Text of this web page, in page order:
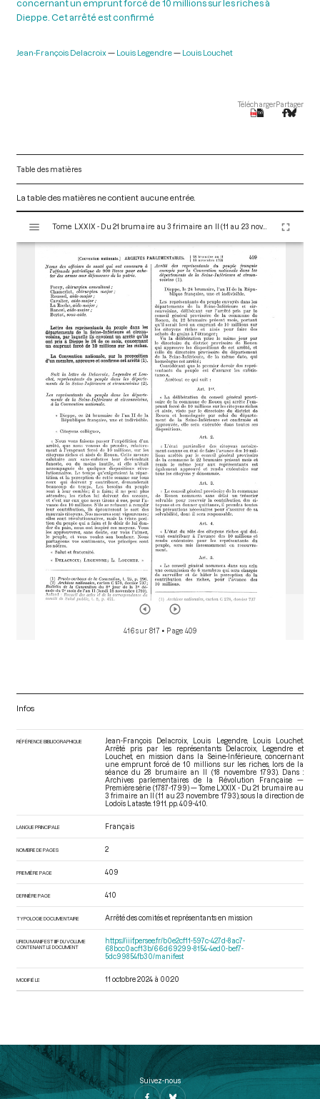
concernant un emprunt forcé de 10 millions sur les riches à
Dieppe. Cet arrêté est confirmé
Jean-François Delacroix Louis Legendre Louis Louchet
TéléchargerPartager
Table des matières
La table des matières ne contient aucune entrée.
s
Tome LXXIX - Du 21 brumaire au 3 frimaire an II (11 au 23 novembre 1793)
416 sur 817 • Page 409
Infos
RÉFÉRENCE BIBLIOGRAPHIQUE
Jean-François Delacroix, Louis Legendre, Louis Louchet.
Arrêté pris par les représentants Delacroix, Legendre et
Louchet, en mission dans la Seine-Inférieure, concernant
une emprunt forcé de 10 millions sur les riches, lors de la
séance du 28 brumaire an II (18 novembre 1793). Dans :
Archives parlementaires de la Révolution Française —
Première série (1787-1799) — Tome LXXIX - Du 21 brumaire au
3 frimaire an II (11 au 23 novembre 1793), sous la direction de
Lodoïs Lataste. 1911. pp. 409-410.
LANGUE PRINCIPALE Français
NOMBRE DE PAGES 2
PREMIÈRE PAGE 409
DERNIÈRE PAGE 410
TYPOLOGIE DOCUMENTAIRE Arrêté des comités et représentants en mission
URI DU MANIFEST IIIF DU VOLUME
CONTENANT LE DOCUMENT
https://iiif.persee.fr/b0e2cf11-597c-427d-8ac7-
68bcc0acf13b/66d69299-8154-4ed0-bef7-
5dc99854fb30/manifest
MODIFIÉ LE 11 octobre 2024 à 00:20
Suivez-nous